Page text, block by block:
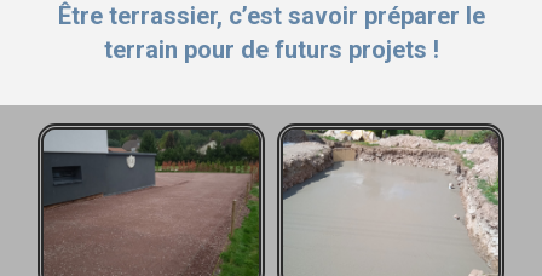
Être terrassier, c’est savoir préparer le
terrain pour de futurs projets !